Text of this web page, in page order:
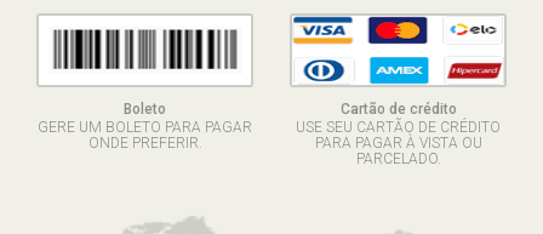
Boleto
GERE UM BOLETO PARA PAGAR
ONDE PREFERIR.
Cartão de crédito
USE SEU CARTÃO DE CRÉDITO
PARA PAGAR À VISTA OU
PARCELADO.